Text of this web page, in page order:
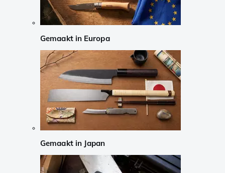
Gemaakt in Europa
Gemaakt in Japan